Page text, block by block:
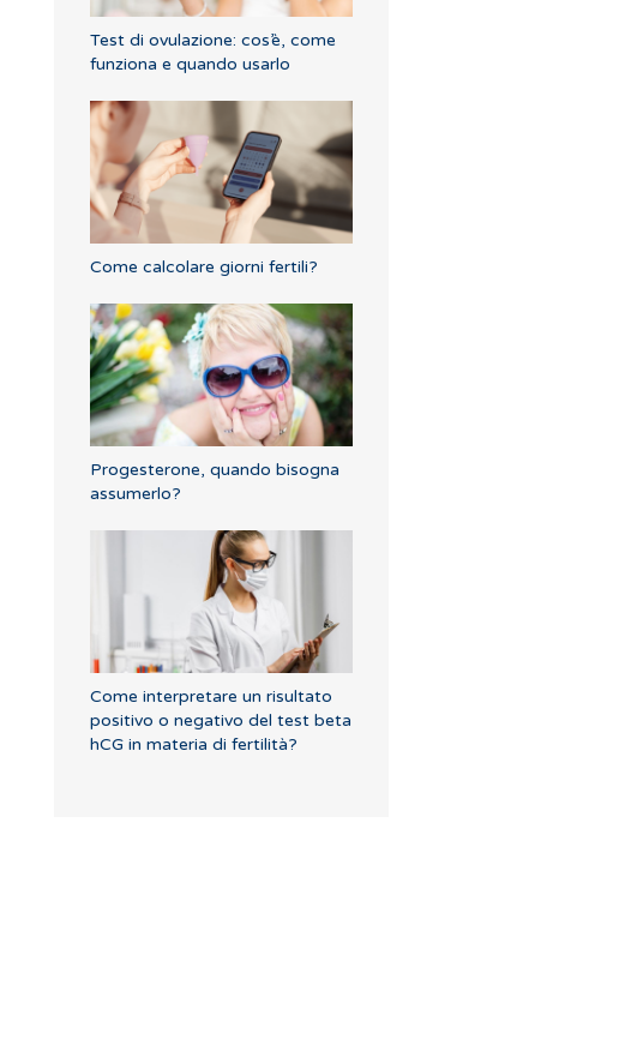
Test di ovulazione: cos’è, come
funziona e quando usarlo
Come calcolare giorni fertili?
Progesterone, quando bisogna
assumerlo?
Come interpretare un risultato
positivo o negativo del test beta
hCG in materia di fertilità?